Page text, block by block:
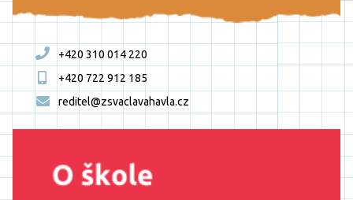
+420 310 014 220
+420 722 912 185
reditel@zsvaclavahavla.cz